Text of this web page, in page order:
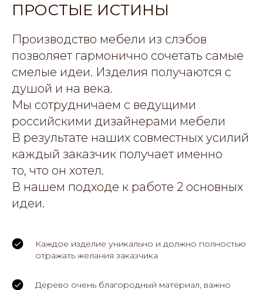
ПРОСТЫЕ ИСТИНЫ
Производство мебели из слэбов
позволяет гармонично сочетать самые
смелые идеи. Изделия получаются с
душой и на века.
Мы сотрудничаем с ведущими
российскими дизайнерами мебели
В результате наших совместных усилий
каждый заказчик получает именно
то, что он хотел.
В нашем подходе к работе 2 основных
идеи.
Каждое изделие уникально и должно полностью
отражать желания заказчика
Дерево очень благородный материал, важно